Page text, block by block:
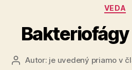
VEDA
AutorAutor: je uvedený priamo v